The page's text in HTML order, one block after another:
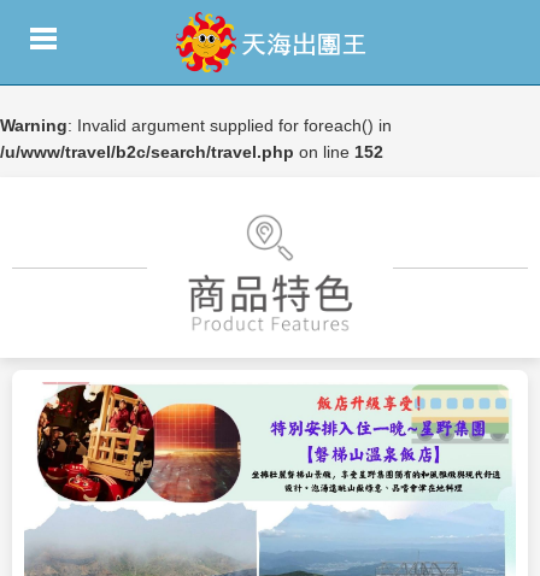
Warning: Invalid argument supplied for foreach() in
/u/www/travel/b2c/search/travel.php on line 152